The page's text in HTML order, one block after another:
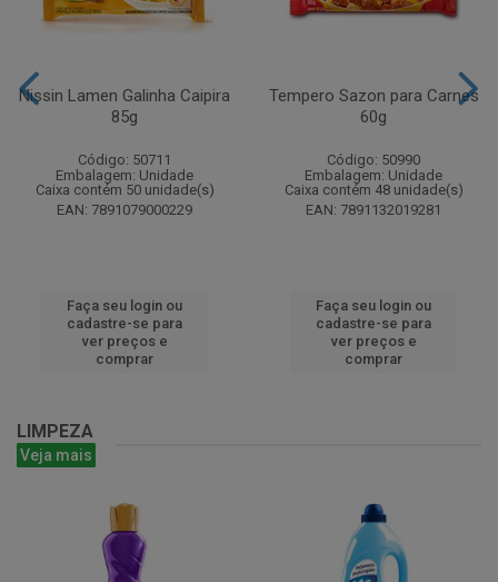
Nissin Lamen Galinha Caipira
85g
Código: 50711
Embalagem: Unidade
Caixa contém 50 unidade(s)
EAN: 7891079000229
Faça seu login ou
cadastre-se para
ver preços e
comprar
Tempero Sazon para Carnes
60g
Código: 50990
Embalagem: Unidade
Caixa contém 48 unidade(s)
EAN: 7891132019281
Faça seu login ou
cadastre-se para
ver preços e
comprar
LIMPEZA
Veja mais